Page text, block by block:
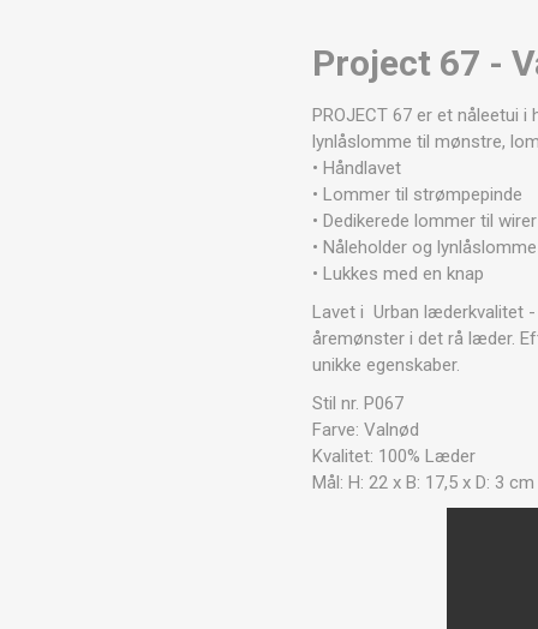
Project 67 -
PROJECT 67 er et nåleetui
lynlåslomme til mønstre,
• Håndlavet
• Lommer til strømpepinde
• Dedikerede lommer til wirer
• Nåleholder og lynlåslomme
• Lukkes med en knap
Lavet i Urban læderkvalitet
åremønster i det rå læder.
unikke egenskaber.
Stil nr. P067
Farve: Valnød
Kvalitet: 100% Læder
Mål: H: 22 x B: 17,5 x D: 3 cm